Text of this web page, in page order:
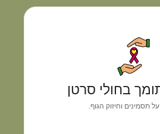
בחולי סרטן
תסמינים וחיזוק הגוף.
בחולי סרטן
המשלבת אבחון מדויק, איזון
וליווי מקצועי